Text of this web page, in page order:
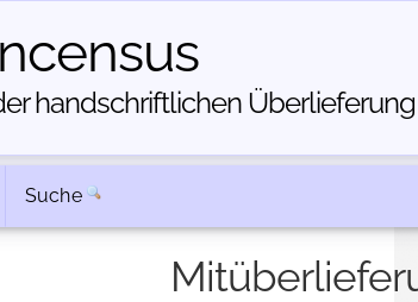
handschriftlichen
Suche